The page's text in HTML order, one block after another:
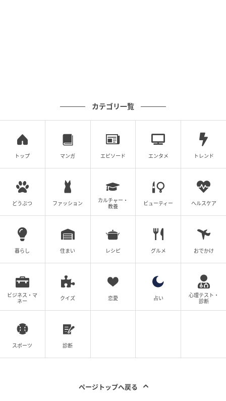
【夫婦、小さなすれ違い…】歯磨き中って水
は必要？妻にモヤモヤ【まんが】#ママスタシ
ョート
の記事をもっとみる
カテゴリ一覧
トップ マンガ エピソード エンタメ トレンド
どうぶつ ファッション
カルチャー・
教養
ビューティー ヘルスケア
暮らし 住まい レシピ グルメ おでかけ
ビジネス・マ
ネー
クイズ 恋愛 占い
心理テスト・
診断
スポーツ 診断
ページトップへ戻る